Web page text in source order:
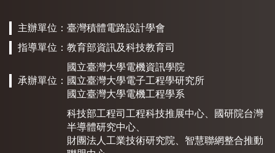
主辦單位： 臺灣積體電路設計學會
指導單位： 教育部資訊及科技教育司
承辦單位：
國立臺灣大學電機資訊學院
國立臺灣大學電子工程學研究所
國立臺灣大學電機工程學系
科技部工程司工程科技推展中心
國研院台灣
半導體研究中心
財團法人工業技術研究院
智慧聯網整合推動